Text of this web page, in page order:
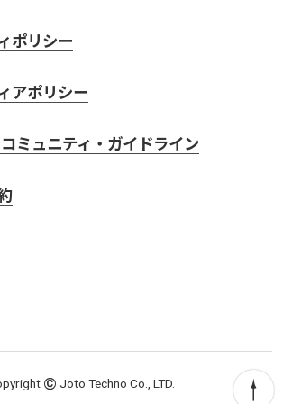
ポリシー
アポリシー
ミュニティ・ガイドライン
© Joto Techno Co., LTD.